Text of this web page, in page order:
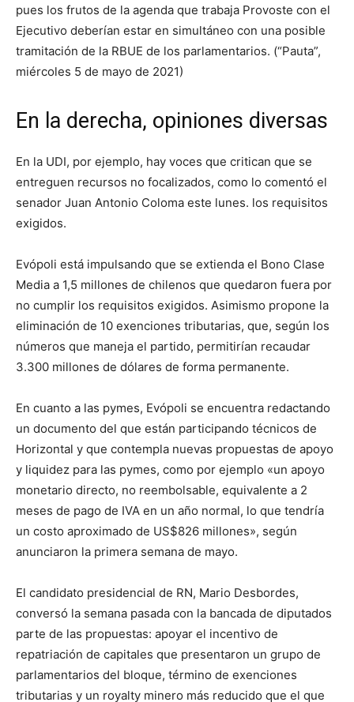
pues los frutos de la agenda que trabaja Provoste con el
Ejecutivo deberían estar en simultáneo con una posible
tramitación de la RBUE de los parlamentarios. (“Pauta”,
miércoles 5 de mayo de 2021)
En la derecha, opiniones diversas
En la UDI, por ejemplo, hay voces que critican que se
entreguen recursos no focalizados, como lo comentó el
senador Juan Antonio Coloma este lunes. los requisitos
exigidos.
Evópoli está impulsando que se extienda el Bono Clase
Media a 1,5 millones de chilenos que quedaron fuera por
no cumplir los requisitos exigidos. Asimismo propone la
eliminación de 10 exenciones tributarias, que, según los
números que maneja el partido, permitirían recaudar
3.300 millones de dólares de forma permanente.
En cuanto a las pymes, Evópoli se encuentra redactando
un documento del que están participando técnicos de
Horizontal y que contempla nuevas propuestas de apoyo
y liquidez para las pymes, como por ejemplo «un apoyo
monetario directo, no reembolsable, equivalente a 2
meses de pago de IVA en un año normal, lo que tendría
un costo aproximado de US$826 millones», según
anunciaron la primera semana de mayo.
El candidato presidencial de RN, Mario Desbordes,
conversó la semana pasada con la bancada de diputados
parte de las propuestas: apoyar el incentivo de
repatriación de capitales que presentaron un grupo de
parlamentarios del bloque, término de exenciones
tributarias y un royalty minero más reducido que el que